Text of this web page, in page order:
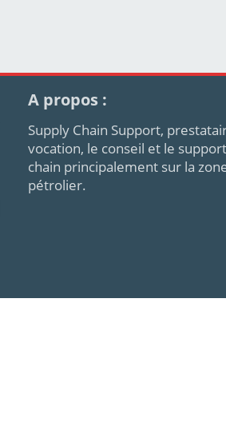
A propos :
Supply Chain Support,
vocation, le conseil et le
chain principalement sur la
pétrolier.